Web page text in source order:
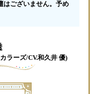
ございません。予め
ラーズ/CV.和久井 優)